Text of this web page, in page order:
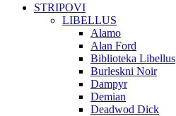
STRIPOVI
LIBELLUS
Alamo
Alan Ford
Biblioteka Libellus
Burleskni Noir
Dampyr
Demian
Deadwod Dick